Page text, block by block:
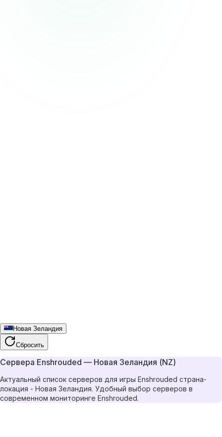
Новая Зеландия
Сбросить
Сервера Enshrouded — Новая Зеландия (NZ)
Актуальный список серверов для игры Enshrouded страна-
локация - Новая Зеландия. Удобный выбор серверов в
современном мониторинге Enshrouded.